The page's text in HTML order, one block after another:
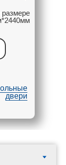
двери
размере